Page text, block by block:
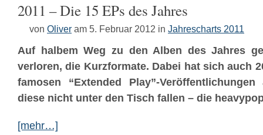
2011 – Die 15 EPs des Jahres
von Oliver am 5. Februar 2012 in Jahrescharts 2011
Auf halbem Weg zu den Alben des Jahres
verloren, die Kurzformate. Dabei hat sich auch
famosen “Extended Play”-Veröffentlichungen
diese nicht unter den Tisch fallen – die
[mehr…]